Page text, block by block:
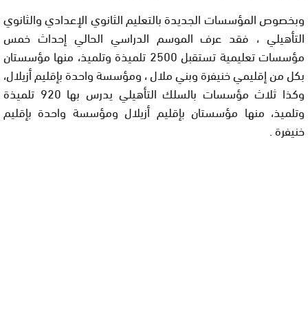
وبخصوص المؤسسات الجديدة بالتعليم الثانوي الإعدادي والثانوي
التأهيلي ، فقد عرف الموسم الدراسي الحالي إحداث خمس
مؤسسات تعليمية تستقبل 2500 تلميذة وتلميذ، منها مؤسستان
بكل من إقليمي خنيفرة وبني ملال ، ومؤسسة واحدة بإقليم أزيلال،
وكذا ثلاث مؤسسات بالسلك التأهيلي يدرس بها 920 تلميذة
وتلميذ، منها مؤسستان بإقليم أزيلال ومؤسسة واحدة بإقليم
خنيفرة .